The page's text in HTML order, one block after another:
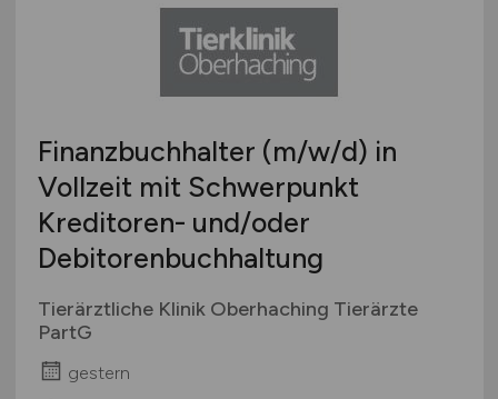
Rettungsdienste
Technische Berufe & IT
Verwaltung
Sonstige
Bachelor-/ Master-/ Diplom-Arbeit
Studentenjobs / Werkstudenten
Ausbildung / Studium
Mecklenburg-Vorpommern
Niedersachsen
Nordrhein-Westfalen
Rheinland-Pfalz
Sachsen
Sachsen-Anhalt
Schleswig-Holstein
Finanzbuchhalter (m/w/d) in
Vollzeit mit Schwerpunkt
Kreditoren- und/oder
Debitorenbuchhaltung
Tierärztliche Klinik Oberhaching Tierärzte
PartG
gestern